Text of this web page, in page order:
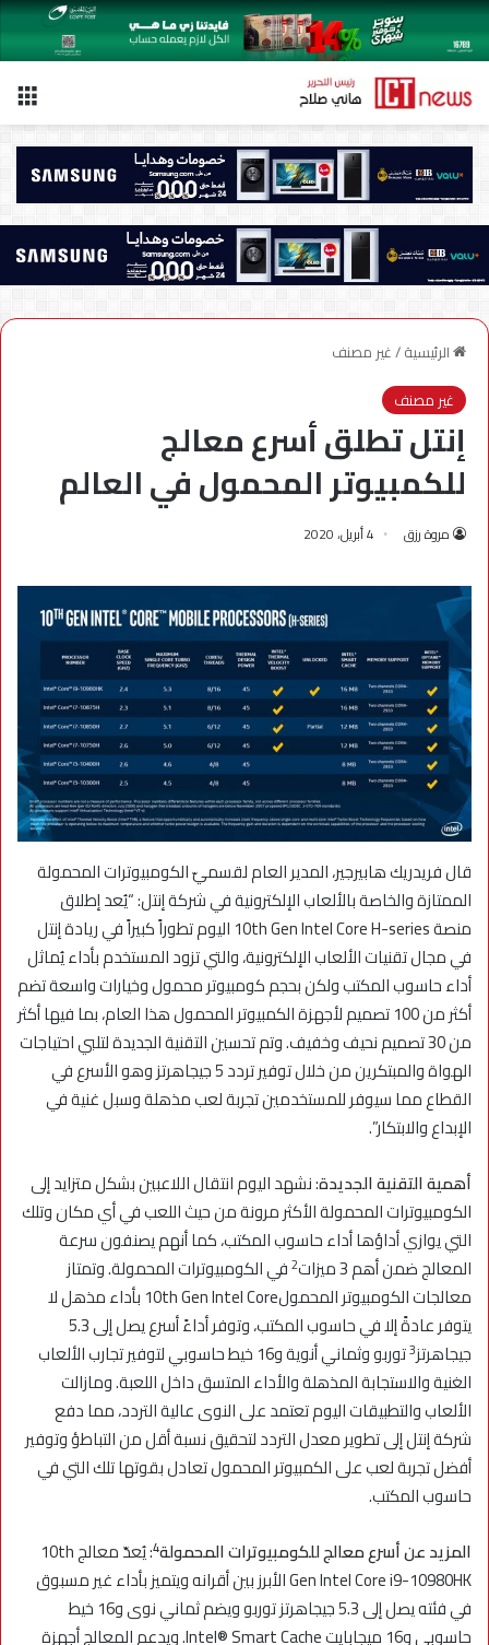
الرئيسية/غير مصنف
غير مصنف
إنتل تطلق أسرع معالج
للكمبيوتر المحمول في العالم
مروة رزق 4 أبريل، 2020
قال فريدريك هابيرجير، المدير العام لقسميّ الكومبيوترات المحمولة
الممتازة والخاصة بالألعاب الإلكترونية في شركة إنتل: “يُعد إطلاق
منصة 10th Gen Intel Core H-series اليوم تطوراً كبيراً في ريادة إنتل
في مجال تقنيات الألعاب الإلكترونية، والتي تزود المستخدم بأداء يُماثل
أداء حاسوب المكتب ولكن بحجم كومبيوتر محمول وخيارات واسعة تضم
أكثر من 100 تصميم لأجهزة الكمبيوتر المحمول هذا العام، بما فيها أكثر
من 30 تصميم نحيف وخفيف. وتم تحسين التقنية الجديدة لتلبي احتياجات
الهواة والمبتكرين من خلال توفير تردد 5 جيجاهرتز وهو الأسرع في
القطاع مما سيوفر للمستخدمين تجربة لعب مذهلة وسبل غنية في
الإبداع والابتكار”.
أهمية التقنية الجديدة: نشهد اليوم انتقال اللاعبين بشكل متزايد إلى
الكومبيوترات المحمولة الأكثر مرونة من حيث اللعب في أي مكان وتلك
التي يوازي أداؤها أداء حاسوب المكتب، كما أنهم يصنفون سرعة
المعالج ضمن أهم 3 ميزات
2في الكومبيوترات المحمولة. وتمتاز
معالجات الكومبيوتر المحمول10th Gen Intel Core بأداء مذهل لا
يتوفر عادةً إلا في حاسوب المكتب، وتوفر أداءً أسرع يصل إلى 5.3
جيجاهرتز3
توربو وثماني أنوية و16 خيط حاسوبي لتوفير تجارب الألعاب
الغنية والاستجابة المذهلة والأداء المتسق داخل اللعبة. ومازالت
الألعاب والتطبيقات اليوم تعتمد على النوى عالية التردد، مما دفع
شركة إنتل إلى تطوير معدل التردد لتحقيق نسبة أقل من التباطؤ وتوفير
أفضل تجربة لعب على الكمبيوتر المحمول تعادل بقوتها تلك التي في
حاسوب المكتب.
المزيد عن أسرع معالج للكومبيوترات المحمولة4
: يُعدّ معالج 10th
Gen Intel Core i9-10980HK الأبرز بين أقرانه ويتميز بأداء غير مسبوق
في فئته يصل إلى 5.3 جيجاهرتز توربو ويضم ثماني نوى و16 خيط
حاسوبي و16 ميجابايت Intel® Smart Cache. ويدعم المعالج أجهزة